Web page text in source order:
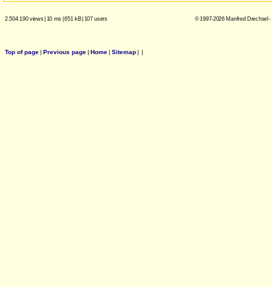
2.504.190 views| 10 ms |651 kB| 107 users © 1997-2026 Manfred Drechsel
Top of page| Previous page| Home| Sitemap| |